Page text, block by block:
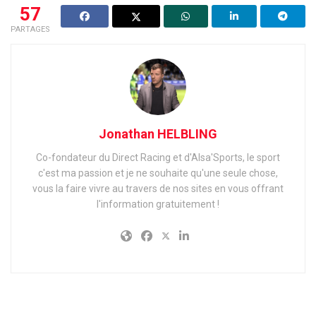
57
PARTAGES
Jonathan HELBLING
Co-fondateur du Direct Racing et d'Alsa'Sports, le sport
c'est ma passion et je ne souhaite qu'une seule chose,
vous la faire vivre au travers de nos sites en vous offrant
l'information gratuitement !